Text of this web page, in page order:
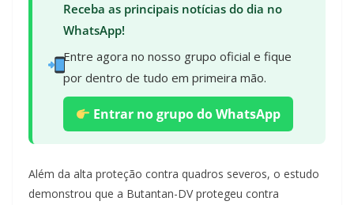
Receba as principais notícias do dia no
WhatsApp!
Entre agora no nosso grupo oficial e fique
por dentro de tudo em primeira mão.
Entrar no grupo do WhatsApp
Além da alta proteção contra quadros severos, o estudo
demonstrou que a Butantan-DV protegeu contra